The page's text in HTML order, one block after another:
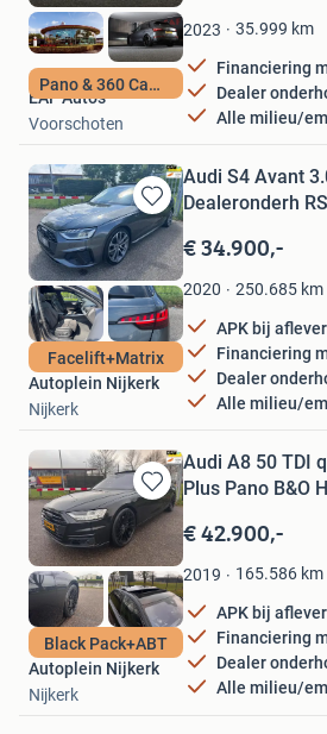
Favorieten
Pano & 360 Camera
2023 35.999 km
Financiering
Dealer
Alle milieu/
EAF Auto's
Voorschoten
Bewaren
in
Mijn
Favorieten
Facelift+Matrix
Audi S4 Avant
Dealeronderh
€ 34.900,-
2020 250.685 km
APK bij
Financiering
Dealer
Alle milieu/
Autoplein Nijkerk
Nijkerk
Bewaren
in
Mijn
Favorieten
Black Pack+ABT
Audi A8 50 TDI
Plus Pano B&O
€ 42.900,-
2019 165.586 km
APK bij
Financiering
Dealer
Alle milieu/
Autoplein Nijkerk
Nijkerk